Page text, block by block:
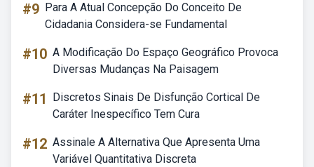
#9 Para A Atual Concepção Do Conceito De
Cidadania Considera-se Fundamental
#10 A Modificação Do Espaço Geográfico Provoca
Diversas Mudanças Na Paisagem
#11
Discretos Sinais De Disfunção Cortical De
Caráter Inespecífico Tem Cura
#12 Assinale A Alternativa Que Apresenta Uma
Variável Quantitativa Discreta